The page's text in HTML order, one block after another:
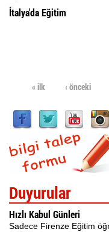
İtalya'da Eğitim
Sayfalar
« ilk ‹ önceki
Duyurular
Hızlı Kabul Günleri
Sadece Firenze Eğitim